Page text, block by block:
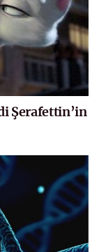
Şerafettin’in